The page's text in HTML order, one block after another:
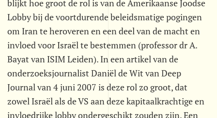
blijkt hoe groot de rol is van de Amerikaanse Joodse
Lobby bij de voortdurende beleidsmatige pogingen
om Iran te heroveren en een deel van de macht en
invloed voor Israël te bestemmen (professor dr A.
Bayat van ISIM Leiden). In een artikel van de
onderzoeksjournalist Daniël de Wit van Deep
Journal van 4 juni 2007 is deze rol zo groot, dat
zowel Israël als de VS aan deze kapitaalkrachtige en
invloedrijke lobby ondergeschikt zouden zijn. Een